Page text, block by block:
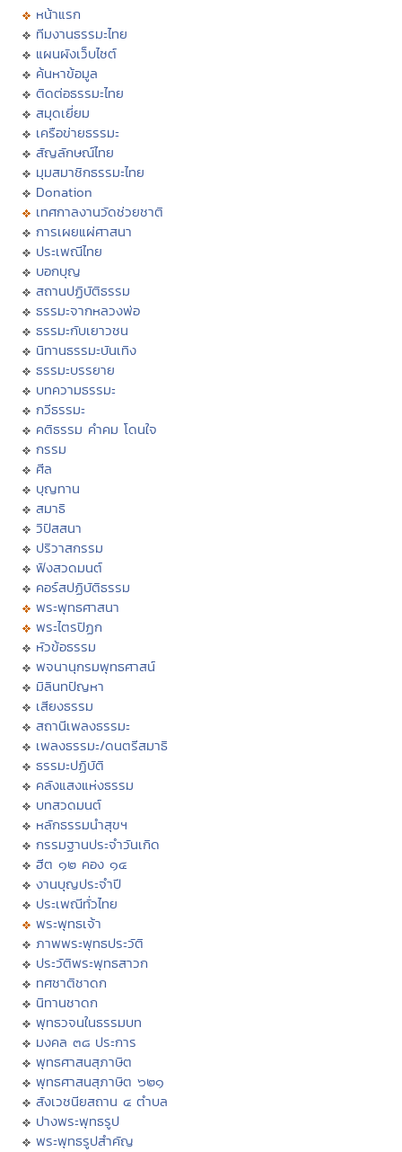
หน้าแรก
ทีมงานธรรมะไทย
แผนผังเว็บไซต์
ค้นหาข้อมูล
ติดต่อธรรมะไทย
สมุดเยี่ยม
เครือข่ายธรรมะ
สัญลักษณ์ไทย
มุมสมาชิกธรรมะไทย
Donation
เทศกาลงานวัดช่วยชาติ
การเผยแผ่ศาสนา
ประเพณีไทย
บอกบุญ
สถานปฏิบัติธรรม
ธรรมะจากหลวงพ่อ
ธรรมะกับเยาวชน
นิทานธรรมะบันเทิง
ธรรมะบรรยาย
บทความธรรมะ
กวีธรรมะ
คติธรรม คำคม โดนใจ
กรรม
ศีล
บุญทาน
สมาธิ
วิปัสสนา
ปริวาสกรรม
ฟังสวดมนต์
คอร์สปฏิบัติธรรม
พระพุทธศาสนา
พระไตรปิฏก
หัวข้อธรรม
พจนานุกรมพุทธศาสน์
มิลินทปัญหา
เสียงธรรม
สถานีเพลงธรรมะ
เพลงธรรมะ/ดนตรีสมาธิ
ธรรมะปฏิบัติ
คลังแสงแห่งธรรม
บทสวดมนต์
หลักธรรมนำสุขฯ
กรรมฐานประจำวันเกิด
ฮีต ๑๒ คอง ๑๔
งานบุญประจำปี
ประเพณีทั่วไทย
พระพุทธเจ้า
ภาพพระพุทธประวัติ
ประวัติพระพุทธสาวก
ทศชาติชาดก
นิทานชาดก
พุทธวจนในธรรมบท
มงคล ๓๘ ประการ
พุทธศาสนสุภาษิต
พุทธศาสนสุภาษิต ๖๒๑
สังเวชนียสถาน ๔ ตำบล
ปางพระพุทธรูป
พระพุทธรูปสำคัญ